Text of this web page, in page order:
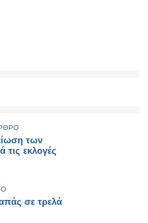
των
τις εκλογές
σε τρελά